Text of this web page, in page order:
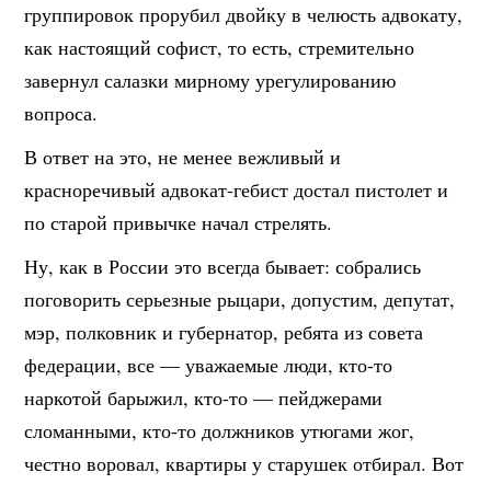
группировок прорубил двойку в челюсть адвокату,
как настоящий софист, то есть, стремительно
завернул салазки мирному урегулированию
вопроса.
В ответ на это, не менее вежливый и
красноречивый адвокат-гебист достал пистолет и
по старой привычке начал стрелять.
Ну, как в России это всегда бывает: собрались
поговорить серьезные рыцари, допустим, депутат,
мэр, полковник и губернатор, ребята из совета
федерации, все — уважаемые люди, кто-то
наркотой барыжил, кто-то — пейджерами
сломанными, кто-то должников утюгами жог,
честно воровал, квартиры у старушек отбирал. Вот